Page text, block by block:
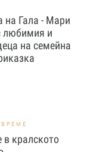
на Гала - Мари
любимия и
на семейна
в кралското